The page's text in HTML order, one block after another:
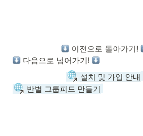
이전으로 돌아가기!
다음으로 넘어가기!
설치 및 가입 안내
반별 그룹피드 만들기